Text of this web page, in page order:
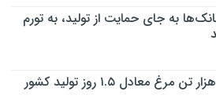
به جای حمایت از تولید، به تورم
صادرات ۱۰ هزار تن مرغ معادل ۱.۵ روز تولید کشور